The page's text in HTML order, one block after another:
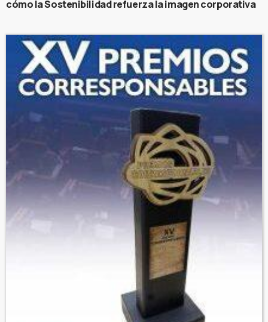
cómo la Sostenibilidad refuerza la imagen corporativa